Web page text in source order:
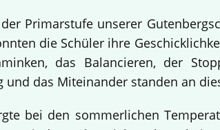
Primarstufe unserer
die Schüler ihre
das Balancieren, der
und das Miteinander standen an
bei den sommerlichen